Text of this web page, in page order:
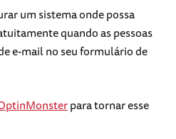
um sistema onde possa
quando as pessoas
e-mail no seu formulário de
para tornar esse